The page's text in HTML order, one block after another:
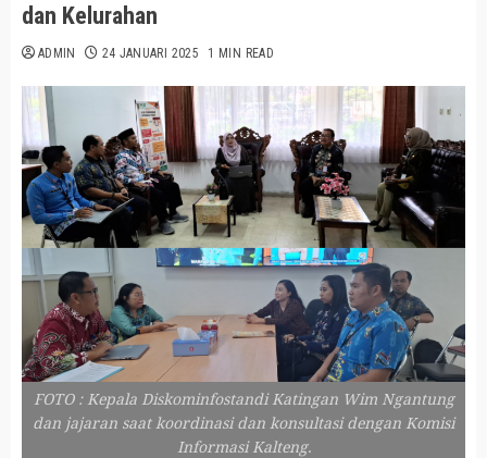
dan Kelurahan
ADMIN 24 JANUARI 2025 1 MIN READ
FOTO : Kepala Diskominfostandi Katingan Wim Ngantung
dan jajaran saat koordinasi dan konsultasi dengan Komisi
Informasi Kalteng.